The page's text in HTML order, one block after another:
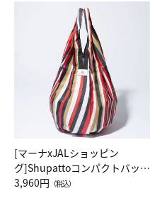
[マーナxJALショッピン
グ]Shupattoコンパクトバッグ
Drop JAL客室乗務員（LC）ス
3,960円 （税込）